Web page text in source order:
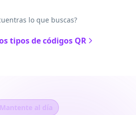
lo que buscas?
tipos de códigos QR
Mantente al día